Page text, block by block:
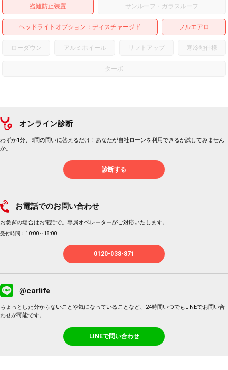
盗難防止装置 サンルーフ・ガラスルーフ
ヘッドライトオプション ディスチャージド フルエアロ
ローダウン アルミホイール リフトアップ 寒冷地仕様
ターボ
オンライン診断
わずか1分、9問の問いに答えるだけ！あなたが自社ローンを利用できるか試してみません
か。
診断する
お電話でのお問い合わせ
お急ぎの場合はお電話で。専属オペレーターがご対応いたします。
受付時間：10:00～18:00
0120-038-871
@carlife
ちょっとした分からないことや気になっていることなど、24時間いつでもLINEでお問い合
わせが可能です。
LINEで問い合わせ